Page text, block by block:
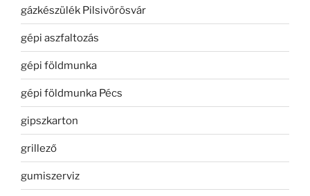
gázkészülék Pilsivörösvár
gépi aszfaltozás
gépi földmunka
gépi földmunka Pécs
gipszkarton
grillező
gumiszerviz